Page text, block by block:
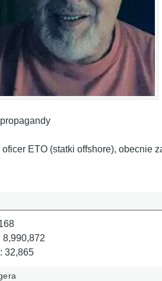
ETO (statki offshore), obecnie
8,990,872
32,865